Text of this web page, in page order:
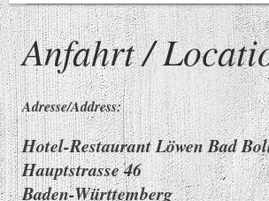
Anfahrt /
Adresse/Address:
Hotel-Restaurant Löwen Bad
Hauptstrasse 46
Baden-Württemberg